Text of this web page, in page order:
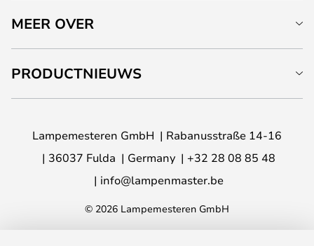
MEER OVER
PRODUCTNIEUWS
Lampemesteren GmbH
Rabanusstraße 14-16
36037 Fulda
Germany
+32 28 08 85 48
info@lampenmaster.be
© 2026 Lampemesteren GmbH